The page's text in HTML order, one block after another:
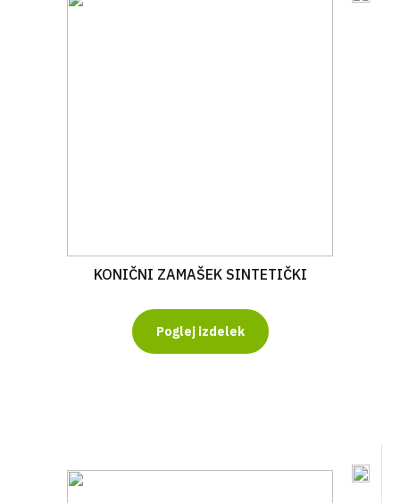
KONIČNI ZAMAŠEK SINTETIČKI
Poglej izdelek